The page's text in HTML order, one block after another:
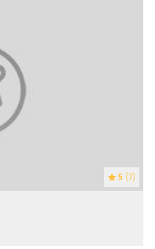
5 (7)